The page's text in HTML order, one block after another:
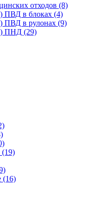
отходов (8)
ПВД в блоках (4)
ПВД в рулонах (9)
ПНД (29)
(19)
(16)